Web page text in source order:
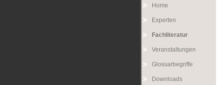
Home
Experten
Fachliteratur
Veranstaltungen
Glossarbegriffe
Downloads